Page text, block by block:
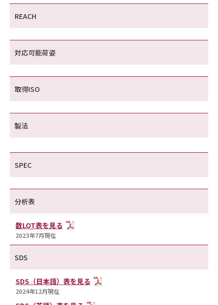
REACH
対応可能荷姿
取得ISO
製法
SPEC
分析表
数LOT表を見る
2023年7月現在
SDS
SDS（日本語）表を見る
2024年12月現在